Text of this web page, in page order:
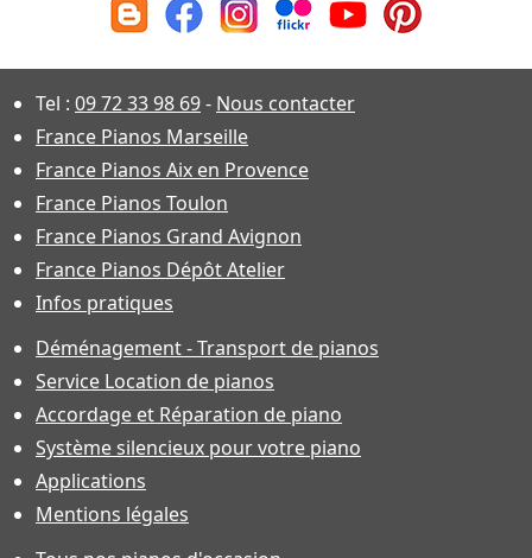
Tel : 09 72 33 98 69- Nous contacter
France Pianos Marseille
France Pianos Aix en Provence
France Pianos Toulon
France Pianos Grand Avignon
France Pianos Dépôt Atelier
Infos pratiques
Déménagement - Transport de pianos
Service Location de pianos
Accordage et Réparation de piano
Système silencieux pour votre piano
Applications
Mentions légales